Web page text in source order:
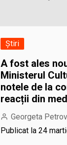
Știri
A fost ales
Ministerul
notele de la
reacții din
Georgeta
Publicat la 24